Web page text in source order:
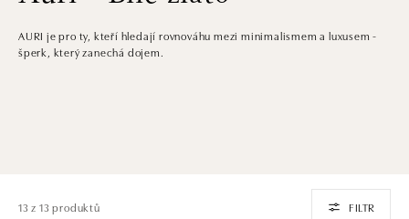
AURI je pro ty, kteří hledají rovnováhu mezi minimalismem a luxusem -
šperk, který zanechá dojem.
13 z 13 produktů FILTR